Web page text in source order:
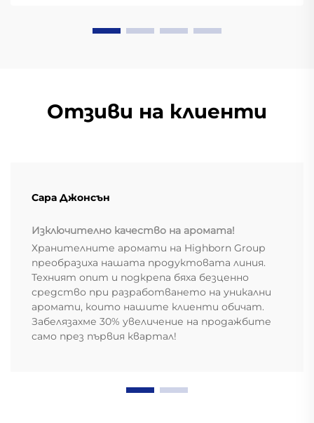
Отзиви на клиенти
Сара Джонсън
Изключително качество на аромата!
Хранителните аромати на Highborn Group
преобразиха нашата продуктовата линия.
Техният опит и подкрепа бяха безценно
средство при разработването на уникални
аромати, които нашите клиенти обичат.
Забелязахме 30% увеличение на продажбите
само през първия квартал!